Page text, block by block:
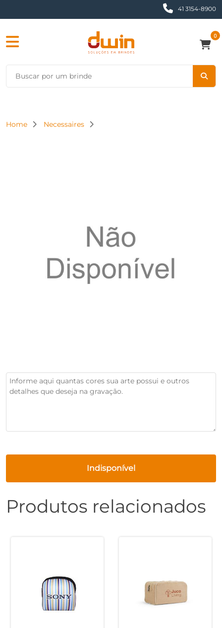
41 3154-8900
0
Home Necessaires
Indisponível
Produtos relacionados